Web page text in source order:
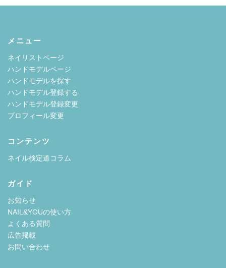
メニュー
ネイリストページ
ハンドモデルページ
ハンドモデルを探す
ハンドモデル登録する
ハンドモデル登録変更
プロフィール変更
コンテンツ
ネイル検定道コラム
ガイド
お知らせ
NAIL&YOUの使い方
よくある質問
広告掲載
お問い合わせ